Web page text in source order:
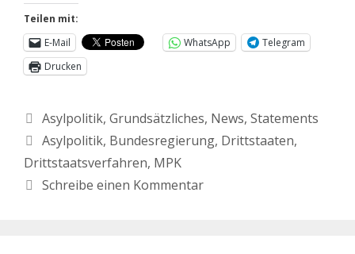
Teilen mit:
E-Mail
WhatsApp
Telegram
Drucken
Asylpolitik, Grundsätzliches, News, Statements
Asylpolitik, Bundesregierung, Drittstaaten,
Drittstaatsverfahren, MPK
Schreibe einen Kommentar